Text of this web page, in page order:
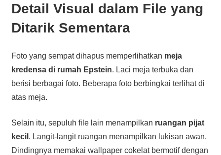
Detail Visual dalam File yang
Ditarik Sementara
Foto yang sempat dihapus memperlihatkan meja
kredensa di rumah Epstein. Laci meja terbuka dan
berisi berbagai foto. Beberapa foto berbingkai terlihat di
atas meja.
Selain itu, sepuluh file lain menampilkan ruangan pijat
kecil . Langit-langit ruangan menampilkan lukisan awan.
Dindingnya memakai wallpaper cokelat bermotif dengan